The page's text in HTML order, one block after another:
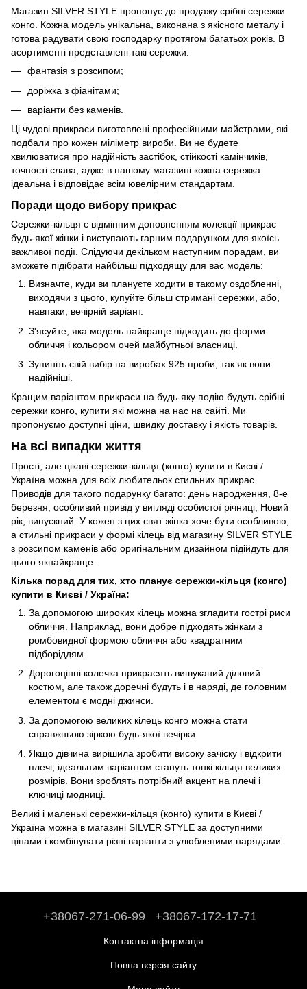
Магазин SILVER STYLE пропонує до продажу срібні сережки
конго. Кожна модель унікальна, виконана з якісного металу і
готова радувати свою господарку протягом багатьох років. В
асортименті представлені такі сережки:
фантазія з розсипом;
доріжка з фіанітами;
варіанти без каменів.
Ці чудові прикраси виготовлені професійними майстрами, які
подбали про кожен міліметр вироби. Ви не будете
хвилюватися про надійність застібок, стійкості камінчиків,
точності слава, адже в нашому магазині кожна сережка
ідеальна і відповідає всім ювелірним стандартам.
Поради щодо вибору прикрас
Сережки-кільця є відмінним доповненням колекції прикрас
будь-якої жінки і виступають гарним подарунком для якоїсь
важливої події. Слідуючи декільком наступним порадам, ви
зможете підібрати найбільш підходящу для вас модель:
Визначте, куди ви плануєте ходити в такому оздобленні,
виходячи з цього, купуйте більш стримані сережки, або,
навпаки, вечірній варіант.
З'ясуйте, яка модель найкраще підходить до форми
обличчя і кольором очей майбутньої власниці.
Зупиніть свій вибір на виробах 925 проби, так як вони
надійніші.
Кращим варіантом прикраси на будь-яку подію будуть срібні
сережки конго, купити які можна на нас на сайті. Ми
пропонуємо доступні ціни, швидку доставку і якість товарів.
На всі випадки життя
Прості, але цікаві сережки-кільця (конго) купити в Києві /
Україна можна для всіх любительок стильних прикрас.
Приводів для такого подарунку багато: день народження, 8-е
березня, особливий привід у вигляді особистої річниці, Новий
рік, випускний. У кожен з цих свят жінка хоче бути особливою,
а стильні прикраси у формі кілець від магазину SILVER STYLE
з розсипом каменів або оригінальним дизайном підійдуть для
цього якнайкраще.
Кілька порад для тих, хто планує сережки-кільця (конго)
купити в Києві / Україна:
За допомогою широких кілець можна згладити гострі риси
обличчя. Наприклад, вони добре підходять жінкам з
ромбовидної формою обличчя або квадратним
підборіддям.
Дорогоцінні колечка прикрасять вишуканий діловий
костюм, але також доречні будуть і в наряді, де головним
елементом є модні джинси.
За допомогою великих кілець конго можна стати
справжньою зіркою будь-якої вечірки.
Якщо дівчина вирішила зробити високу зачіску і відкрити
плечі, ідеальним варіантом стануть тонкі кільця великих
розмірів. Вони зроблять потрібний акцент на плечі і
ключиці модниці.
Великі і маленькі сережки-кільця (конго) купити в Києві /
Україна можна в магазині SILVER STYLE за доступними
цінами і комбінувати різні варіанти з улюбленими нарядами.
+38067-271-06-99 +38067-172-17-71
Контактна інформація
Повна версія сайту